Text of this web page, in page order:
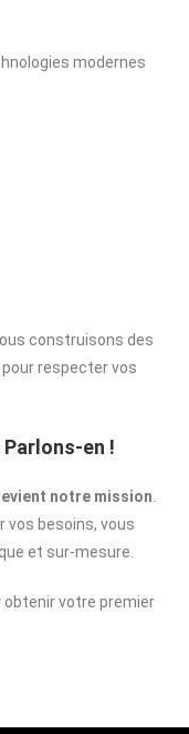
modernes
construisons des
pour respecter vos
en !
notre mission
vos besoins, vous
et sur-mesure.
obtenir votre premier